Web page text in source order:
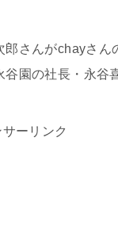
さんがchayさん
園の社長・永谷
ーリンク